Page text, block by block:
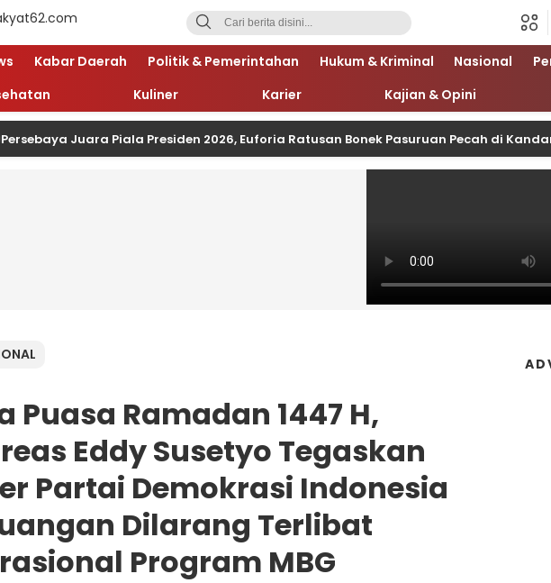
Terpercaya
Kabar Daerah Politik & Pemerintahan Hukum & Kriminal Nasional
Kuliner Karier Kajian & Opini
Persebaya Juara Piala Presiden 2026, Euforia Ratusan Bonek Pasuruan Pecah di
Puasa Ramadan 1447 H,
Eddy Susetyo Tegaskan
Partai Demokrasi Indonesia
Dilarang Terlibat
Program MBG